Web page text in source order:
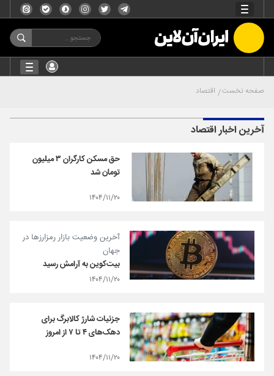
صفحه نخست اقتصاد
آخرین اخبار اقتصاد
حق مسکن کارگران ۳ میلیون
تومان شد
۱۴۰۴/۱۱/۲۰
آخرین وضعیت بازار رمزارزها در
جهان
بیت‌کوین به آرامش رسید
۱۴۰۴/۱۱/۲۰
جزئیات شارژ کالابرگ برای
دهک‌های ۴ تا ۷ از امروز
۱۴۰۴/۱۱/۲۰